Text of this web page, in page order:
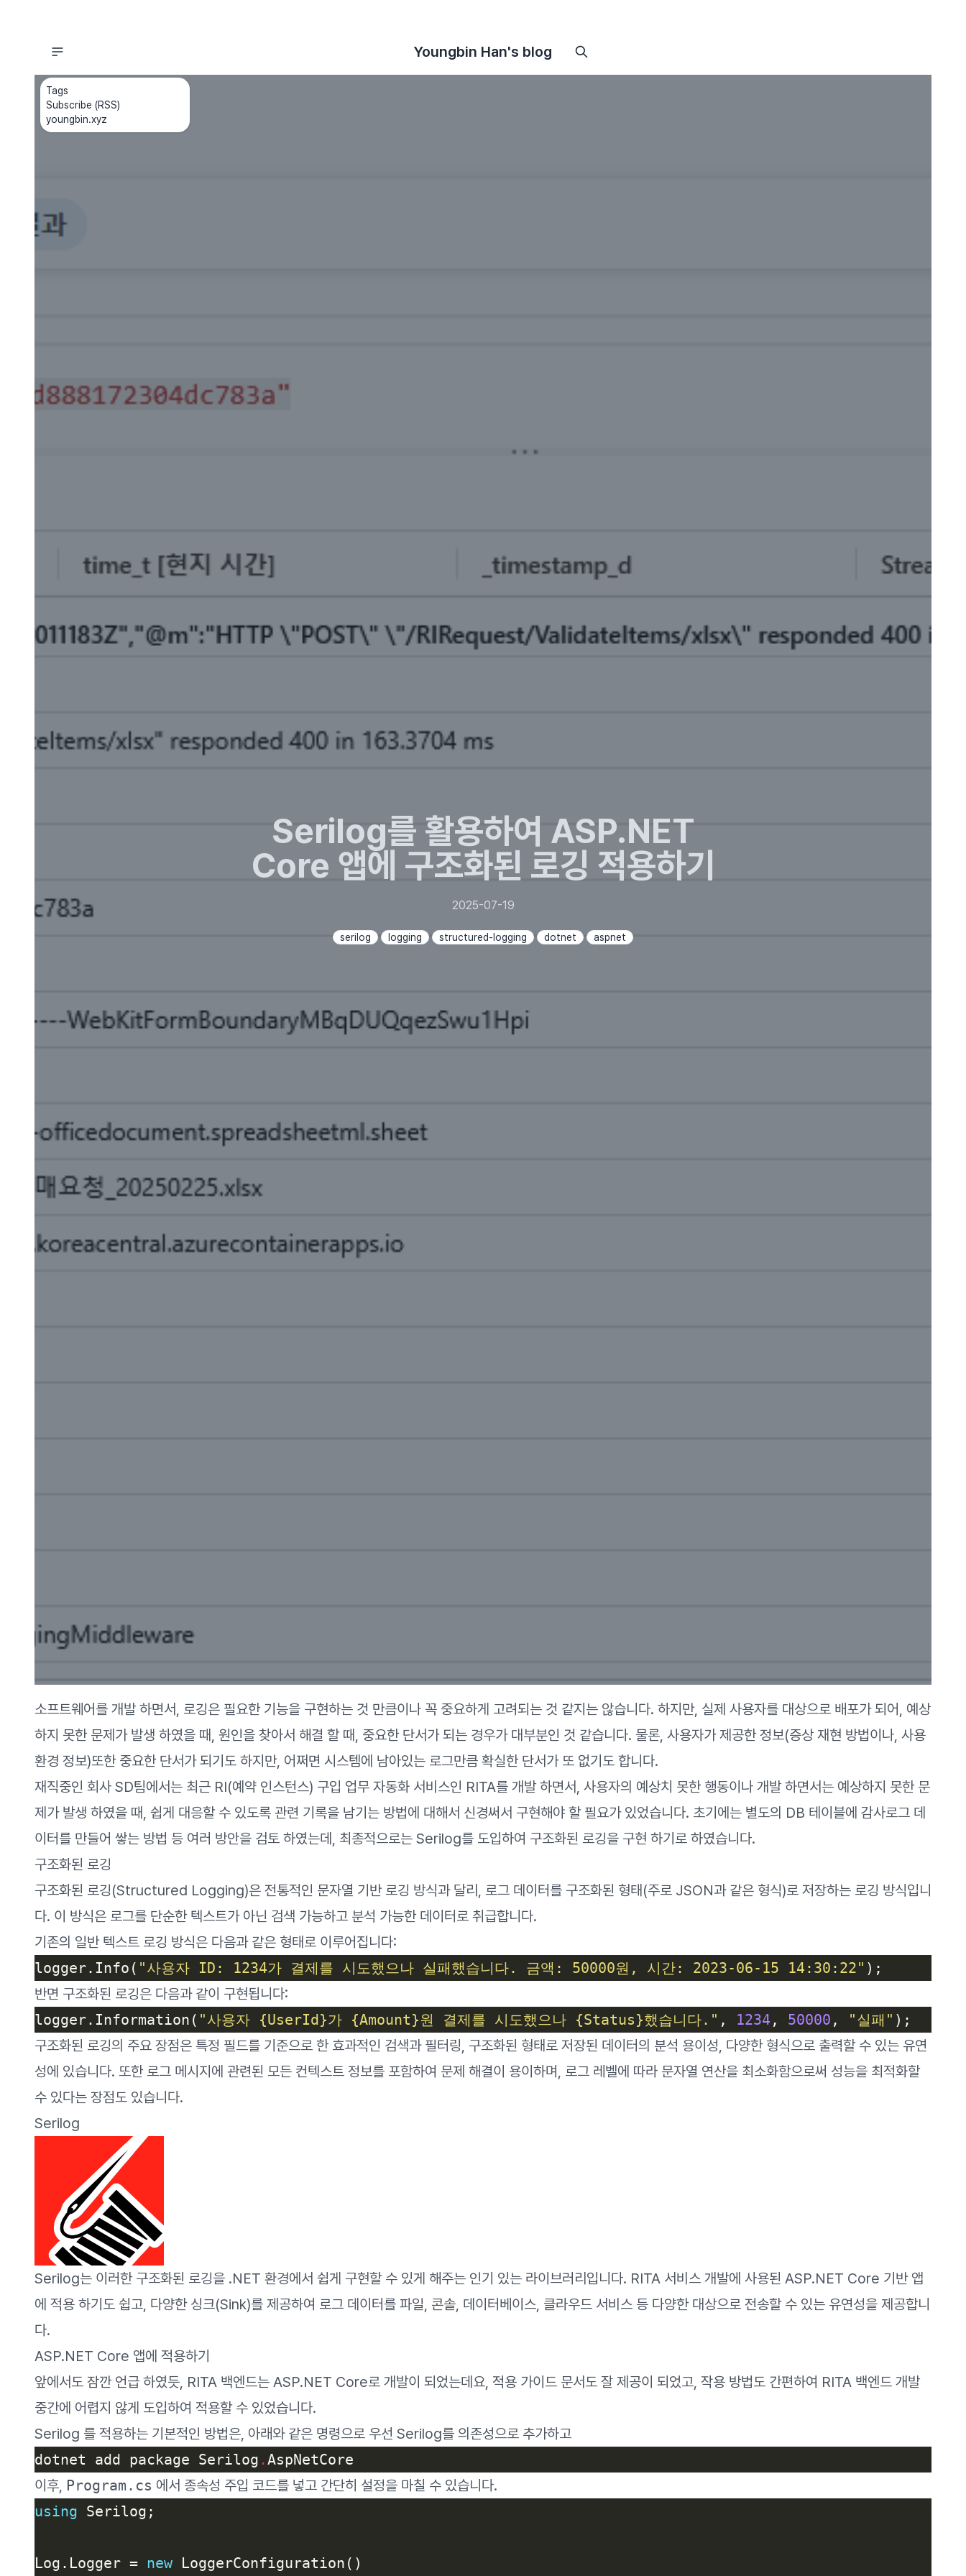
Tags
Subscribe (RSS)
youngbin.xyz
Youngbin Han's blog
Serilog를 활용하여 ASP.NET
Core 앱에 구조화된 로깅 적용하기
2025-07-19
serilog logging structured-logging dotnet aspnet
소프트웨어를 개발 하면서, 로깅은 필요한 기능을 구현하는 것 만큼이나 꼭 중요하게 고려되는 것 같지는 않습니다. 하지만, 실제 사용자를 대상으로 배포가 되어, 예상
하지 못한 문제가 발생 하였을 때, 원인을 찾아서 해결 할 때, 중요한 단서가 되는 경우가 대부분인 것 같습니다. 물론, 사용자가 제공한 정보(증상 재현 방법이나, 사용
환경 정보)또한 중요한 단서가 되기도 하지만, 어쩌면 시스템에 남아있는 로그만큼 확실한 단서가 또 없기도 합니다.
재직중인 회사 SD팀에서는 최근 RI(예약 인스턴스) 구입 업무 자동화 서비스인 RITA를 개발 하면서, 사용자의 예상치 못한 행동이나 개발 하면서는 예상하지 못한 문
제가 발생 하였을 때, 쉽게 대응할 수 있도록 관련 기록을 남기는 방법에 대해서 신경써서 구현해야 할 필요가 있었습니다. 초기에는 별도의 DB 테이블에 감사로그 데
이터를 만들어 쌓는 방법 등 여러 방안을 검토 하였는데, 최종적으로는 Serilog를 도입하여 구조화된 로깅을 구현 하기로 하였습니다.
구조화된 로깅
구조화된 로깅(Structured Logging)은 전통적인 문자열 기반 로깅 방식과 달리, 로그 데이터를 구조화된 형태(주로 JSON과 같은 형식)로 저장하는 로깅 방식입니
다. 이 방식은 로그를 단순한 텍스트가 아닌 검색 가능하고 분석 가능한 데이터로 취급합니다.
기존의 일반 텍스트 로깅 방식은 다음과 같은 형태로 이루어집니다:
logger.Info( "사용자 ID: 1234가 결제를 시도했으나 실패했습니다. 금액: 50000원, 시간: 2023-06-15 14:30:22"
반면 구조화된 로깅은 다음과 같이 구현됩니다:
logger.Information( "사용자 {UserId}가 {Amount}원 결제를 시도했으나 {Status}했습니다." , 1234 , 50000 , "실패"
구조화된 로깅의 주요 장점은 특정 필드를 기준으로 한 효과적인 검색과 필터링, 구조화된 형태로 저장된 데이터의 분석 용이성, 다양한 형식으로 출력할 수 있는 유연
성에 있습니다. 또한 로그 메시지에 관련된 모든 컨텍스트 정보를 포함하여 문제 해결이 용이하며, 로그 레벨에 따라 문자열 연산을 최소화함으로써 성능을 최적화할
수 있다는 장점도 있습니다.
Serilog
Serilog는 이러한 구조화된 로깅을 .NET 환경에서 쉽게 구현할 수 있게 해주는 인기 있는 라이브러리입니다. RITA 서비스 개발에 사용된 ASP.NET Core 기반 앱
에 적용 하기도 쉽고, 다양한 싱크(Sink)를 제공하여 로그 데이터를 파일, 콘솔, 데이터베이스, 클라우드 서비스 등 다양한 대상으로 전송할 수 있는 유연성을 제공합니
다.
ASP.NET Core 앱에 적용하기
앞에서도 잠깐 언급 하였듯, RITA 백엔드는 ASP.NET Core로 개발이 되었는데요, 적용 가이드 문서도 잘 제공이 되었고, 작용 방법도 간편하여 RITA 백엔드 개발
중간에 어렵지 않게 도입하여 적용할 수 있었습니다.
Serilog 를 적용하는 기본적인 방법은, 아래와 같은 명령으로 우선 Serilog를 의존성으로 추가하고
dotnet add package Serilog .
이후, Program.cs 에서 종속성 주입 코드를 넣고 간단히 설정을 마칠 수 있습니다.
using
Log.Logger = new